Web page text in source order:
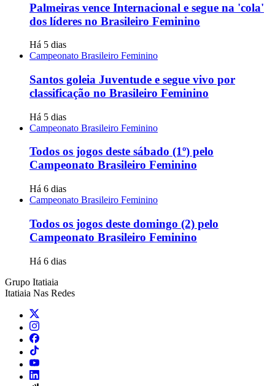
Palmeiras vence Internacional e segue na 'cola'
dos líderes no Brasileiro Feminino
Há 5 dias
Campeonato Brasileiro Feminino
Santos goleia Juventude e segue vivo por
classificação no Brasileiro Feminino
Há 5 dias
Campeonato Brasileiro Feminino
Todos os jogos deste sábado (1º) pelo
Campeonato Brasileiro Feminino
Há 6 dias
Campeonato Brasileiro Feminino
Todos os jogos deste domingo (2) pelo
Campeonato Brasileiro Feminino
Há 6 dias
Grupo Itatiaia
Itatiaia Nas Redes